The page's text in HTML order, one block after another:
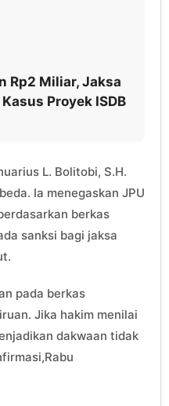
Rp2 Miliar, Jaksa
Proyek ISDB
L. Bolitobi, S.H.
Ia menegaskan JPU
berkas
sanksi bagi jaksa
pada berkas
Jika hakim menilai
dakwaan tidak